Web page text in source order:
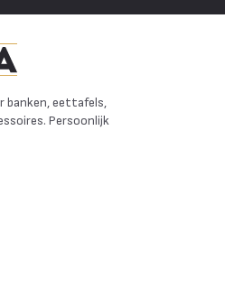
banken, eettafels,
Persoonlijk